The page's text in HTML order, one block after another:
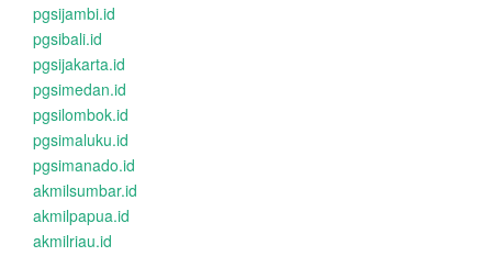
pgsijambi.id
pgsibali.id
pgsijakarta.id
pgsimedan.id
pgsilombok.id
pgsimaluku.id
pgsimanado.id
akmilsumbar.id
akmilpapua.id
akmilriau.id